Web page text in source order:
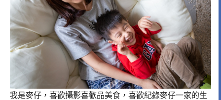
我是麥仔，喜歡攝影喜歡品美食，喜歡紀錄麥仔一家的生